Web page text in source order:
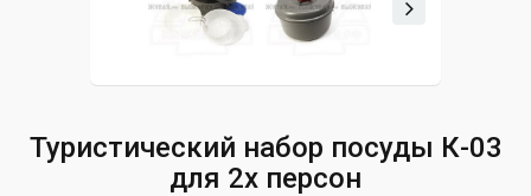
Туристический набор посуды К-03
для 2х персон